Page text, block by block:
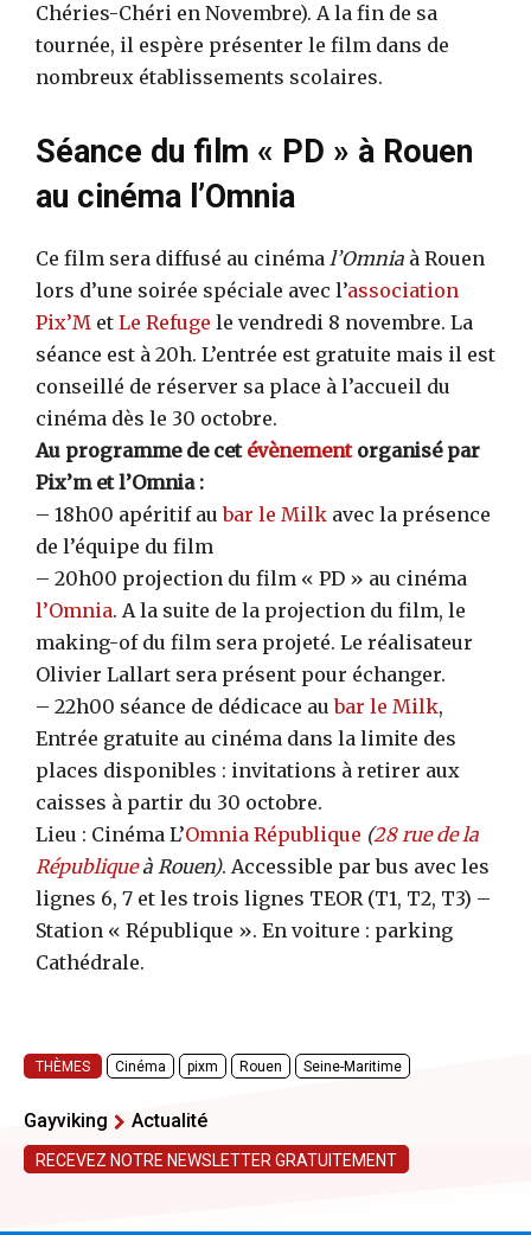
Chéries-Chéri en Novembre). A la fin de sa
tournée, il espère présenter le film dans de
nombreux établissements scolaires.
Séance du film « PD » à Rouen
au cinéma l’Omnia
Ce film sera diffusé au cinéma l’Omnia à Rouen
lors d’une soirée spéciale avec l’association
Pix’M et Le Refuge le vendredi 8 novembre. La
séance est à 20h. L’entrée est gratuite mais il est
conseillé de réserver sa place à l’accueil du
cinéma dès le 30 octobre.
Au programme de cet évènementorganisé par
Pix’m et l’Omnia :
– 18h00 apéritif aubar le Milk avec la présence
de l’équipe du film
– 20h00 projection du film « PD » au cinéma
l’Omnia. A la suite de la projection du film, le
making-of du film sera projeté. Le réalisateur
Olivier Lallart sera présent pour échanger.
– 22h00 séance de dédicace aubar le Milk,
Entrée gratuite au cinéma dans la limite des
places disponibles : invitations à retirer aux
caisses à partir du 30 octobre.
Lieu : Cinéma L’Omnia République (28 rue de la
Républiqueà Rouen). Accessible par bus avec les
lignes 6, 7 et les trois lignes TEOR (T1, T2, T3) –
Station « République ». En voiture : parking
Cathédrale.
THÈMES Cinéma pixm Rouen Seine-Maritime
Gayviking Actualité
RECEVEZ NOTRE NEWSLETTER GRATUITEMENT